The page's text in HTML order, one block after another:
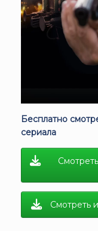
Бесплатно
сериала
Смотреть